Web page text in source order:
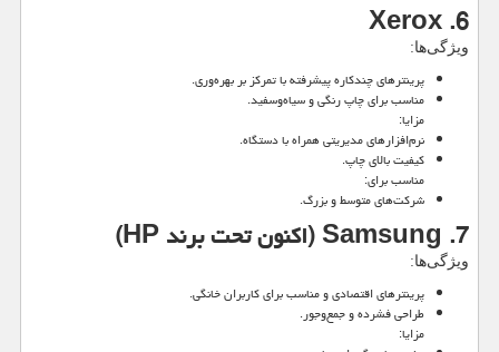
6.
Xerox
ویژگی‌ها:
پرینترهای چندکاره پیشرفته با تمرکز بر بهره‌وری.
مناسب برای چاپ رنگی و سیاه‌وسفید.
مزایا:
نرم‌افزارهای مدیریتی همراه با دستگاه.
کیفیت بالای چاپ.
مناسب برای:
شرکت‌های متوسط و بزرگ.
7. Samsung (اکنون تحت برند HP)
ویژگی‌ها:
پرینترهای اقتصادی و مناسب برای کاربران خانگی.
طراحی فشرده و جمع‌وجور.
مزایا: